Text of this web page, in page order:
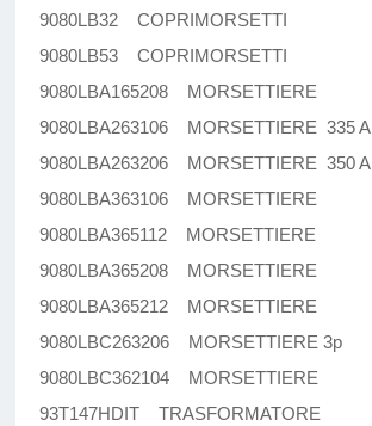
9080LB32 COPRIMORSETTI
9080LB53 COPRIMORSETTI
9080LBA165208 MORSETTIERE
9080LBA263106 MORSETTIERE 335 A
9080LBA263206 MORSETTIERE 350 A
9080LBA363106 MORSETTIERE
9080LBA365112 MORSETTIERE
9080LBA365208 MORSETTIERE
9080LBA365212 MORSETTIERE
9080LBC263206 MORSETTIERE 3p
9080LBC362104 MORSETTIERE
93T147HDIT TRASFORMATORE